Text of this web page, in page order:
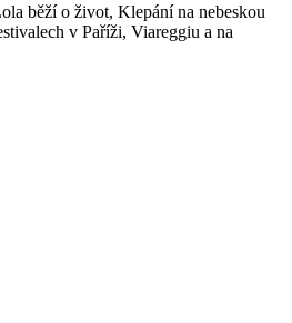
běží o život, Klepání na nebeskou
v Paříži, Viareggiu a na